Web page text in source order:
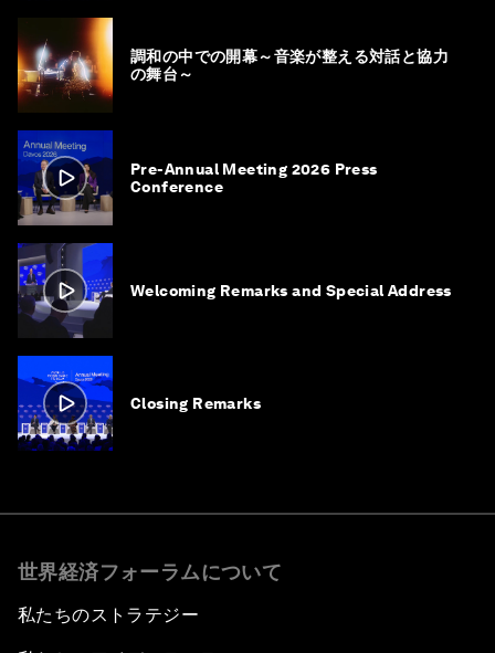
調和の中での開幕～音楽が整える対話と協力
の舞台～
Pre-Annual Meeting 2026 Press
Conference
Welcoming Remarks and Special Address
Closing Remarks
世界経済フォーラムについて
私たちのストラテジー